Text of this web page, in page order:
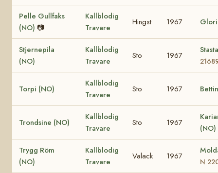
Pelle Gullfaks
(NO) 📷
Kallblodig
Travare
Hingst 1967
Stjernepila
(NO)
Kallblodig
Travare
Sto 1967
Torpi (NO)
Kallblodig
Travare
Sto 1967
Trondsine (NO)
Kallblodig
Travare
Sto 1967
(NO)
Trygg Röm
(NO)
Kallblodig
Travare
Valack 1967
N